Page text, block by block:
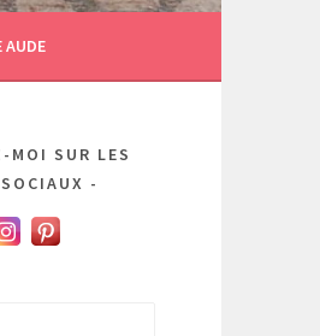
AUDE
MOI SUR LES